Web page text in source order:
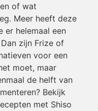
of wat
Meer heeft deze
er helemaal een
zijn Frize of
voor een
moet, maar
de helft van
Bekijk
met Shiso